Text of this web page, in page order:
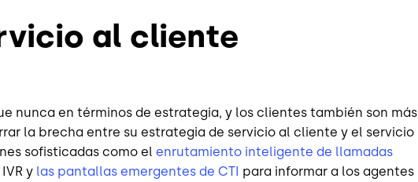
al cliente
nunca en términos de estrategia, y los clientes también son más
la brecha entre su estrategia de servicio al cliente y el servicio
sofisticadas como el enrutamiento inteligente de llamadas
y las pantallas emergentes de CTI para informar a los agentes